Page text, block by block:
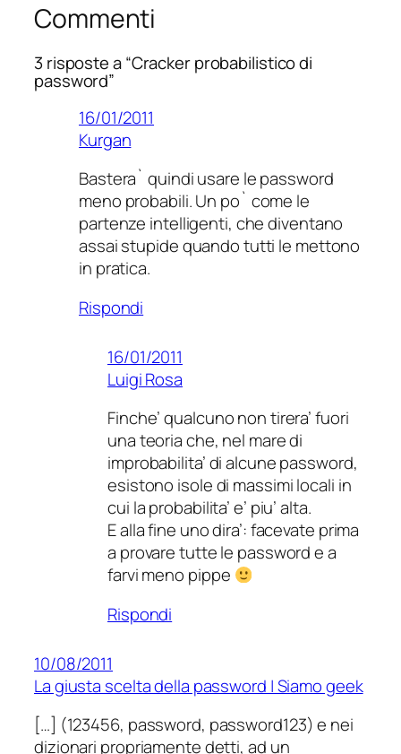
Commenti
3 risposte a “Cracker probabilistico di
password”
16/01/2011
Kurgan
Bastera` quindi usare le password
meno probabili. Un po` come le
partenze intelligenti, che diventano
assai stupide quando tutti le mettono
in pratica.
Rispondi
16/01/2011
Luigi Rosa
Finche’ qualcuno non tirera’ fuori
una teoria che, nel mare di
improbabilita’ di alcune password,
esistono isole di massimi locali in
cui la probabilita’ e’ piu’ alta.
E alla fine uno dira’: facevate prima
a provare tutte le password e a
farvi meno pippe
Rispondi
10/08/2011
La giusta scelta della password | Siamo geek
[…] (123456, password, password123) e nei
dizionari propriamente detti, ad un